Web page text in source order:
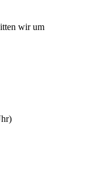
wir um